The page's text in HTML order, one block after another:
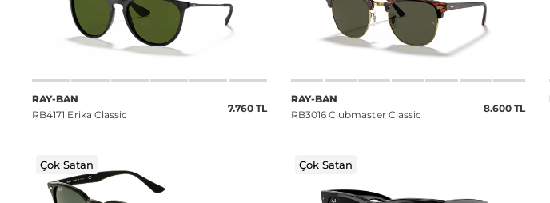
RAY-BAN
RB4171 Erika Classic
7.760 TL
RAY-BAN
RB3016 Clubmaster Classic
8.600 TL
Çok Satan Çok Satan